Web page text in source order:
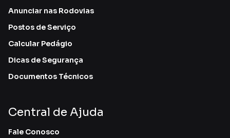
Anunciar nas Rodovias
Postos de Serviço
Calcular Pedágio
Dicas de Segurança
Documentos Técnicos
Central de Ajuda
Fale Conosco